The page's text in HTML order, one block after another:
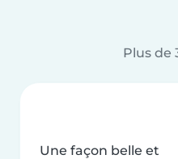
Plus de
Une façon belle et